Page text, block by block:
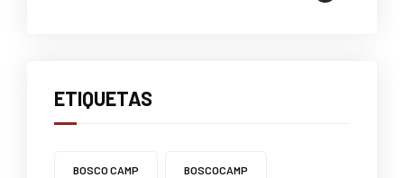
ETIQUETAS
BOSCO CAMP BOSCOCAMP